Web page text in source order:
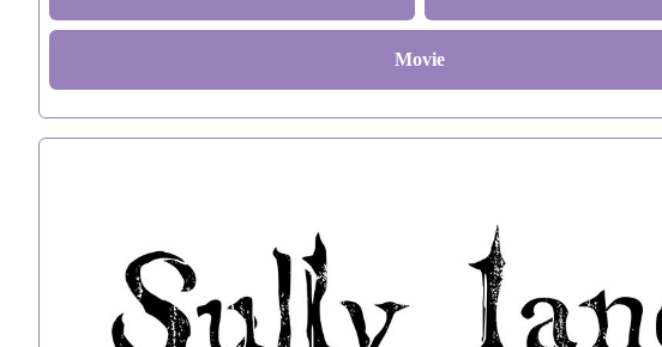
Movie